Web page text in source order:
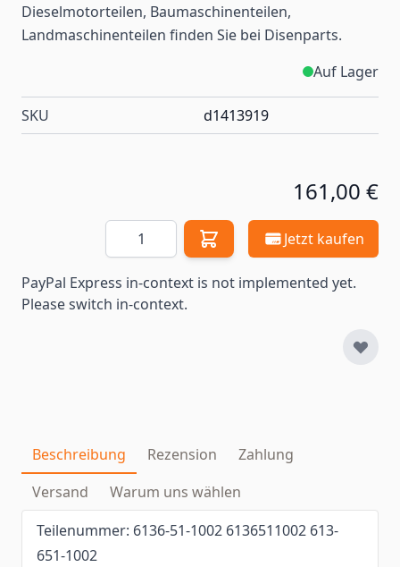
Dieselmotorteilen, Baumaschinenteilen,
Landmaschinenteilen finden Sie bei Disenparts.
Auf Lager
SKU d1413919
161,00 €
Menge Jetzt kaufen
PayPal Express in-context is not implemented yet.
Please switch in-context.
Beschreibung Rezension
Zahlung
Versand
Warum uns wählen
Teilenummer: 6136-51-1002 6136511002 613-
651-1002